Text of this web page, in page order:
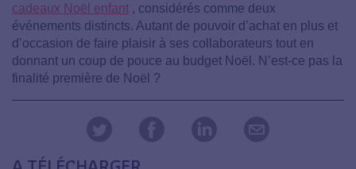
cadeaux Noël enfant , considérés comme deux
événements distincts. Autant de pouvoir d’achat en plus et
d’occasion de faire plaisir à ses collaborateurs tout en
donnant un coup de pouce au budget Noël. N’est-ce pas la
finalité première de Noël ?